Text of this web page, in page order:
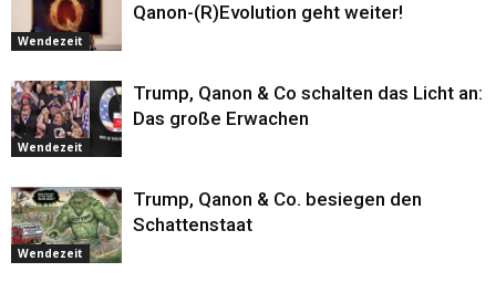
Wendezeit
Qanon-(R)Evolution geht weiter!
Wendezeit
Trump, Qanon & Co schalten das Licht an:
Das große Erwachen
Wendezeit
Trump, Qanon & Co. besiegen den
Schattenstaat